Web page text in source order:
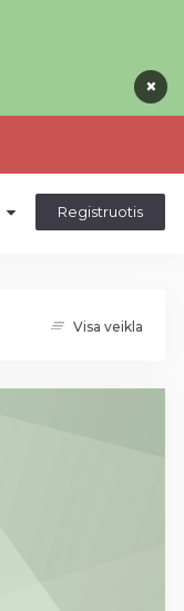
×
×
×
Registruotis
Visa veikla